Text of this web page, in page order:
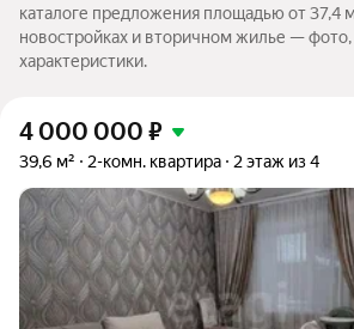
каталоге предложения площадью от 37,4
новостройках и вторичном жилье —
характеристики.
4 000 000 ₽
39,6 м² 2-комн. квартира 2 этаж из 4